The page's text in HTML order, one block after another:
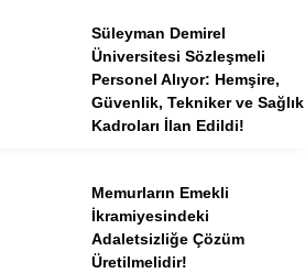
Süleyman Demirel
Üniversitesi Sözleşmeli
Personel Alıyor: Hemşire,
Güvenlik, Tekniker ve Sağlık
Kadroları İlan Edildi!
Memurların Emekli
İkramiyesindeki
Adaletsizliğe Çözüm
Üretilmelidir!